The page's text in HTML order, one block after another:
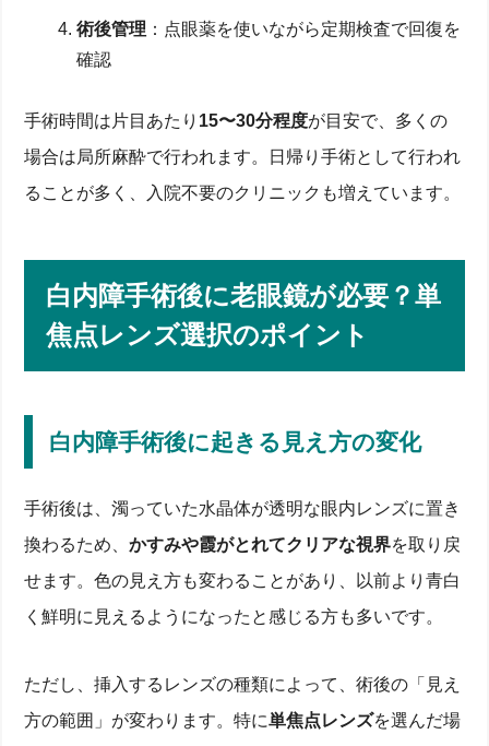
術後管理 ：点眼薬を使いながら定期検査で回復を
確認
手術時間は片目あたり 15〜30分程度が目安で、多くの
場合は局所麻酔で行われます。日帰り手術として行われ
ることが多く、入院不要のクリニックも増えています。
白内障手術後に老眼鏡が必要？単
焦点レンズ選択のポイント
白内障手術後に起きる見え方の変化
手術後は、濁っていた水晶体が透明な眼内レンズに置き
換わるため、かすみや霞がとれてクリアな視界を取り戻
せます。色の見え方も変わることがあり、以前より青白
く鮮明に見えるようになったと感じる方も多いです。
ただし、挿入するレンズの種類によって、術後の「見え
方の範囲」が変わります。特に単焦点レンズを選んだ場